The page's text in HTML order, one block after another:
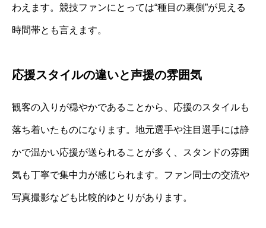
わえます。競技ファンにとっては“種目の裏側”が見える
時間帯とも言えます。
応援スタイルの違いと声援の雰囲気
観客の入りが穏やかであることから、応援のスタイルも
落ち着いたものになります。地元選手や注目選手には静
かで温かい応援が送られることが多く、スタンドの雰囲
気も丁寧で集中力が感じられます。ファン同士の交流や
写真撮影なども比較的ゆとりがあります。